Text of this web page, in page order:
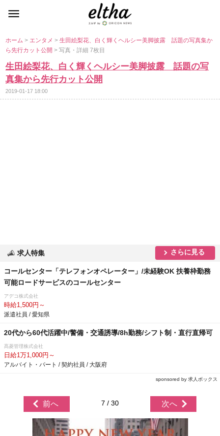
ホーム> エンタメ>生田絵梨花、白く輝くヘルシー美脚披露 話題の写真集か
ら先行カット公開> 写真・詳細 7枚目
生田絵梨花、白く輝くヘルシー美脚披露 話題の写
真集から先行カット公開
2019-01-17 18:00
求人特集 さらに見る
コールセンター「テレフォンオペレーター」/未経験OK 扶養枠勤務
可能ロードサービスのコールセンター
アデコ株式会社
時給1,500円～
派遣社員 / 愛知県
20代から60代活躍中/警備・交通誘導/8h勤務/シフト制・直行直帰可
髙菱管理株式会社
日給1万1,000円～
アルバイト・パート / 契約社員 / 大阪府
sponsored by 求人ボックス
前へ 7 / 30 次へ